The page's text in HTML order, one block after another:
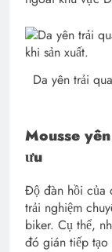
Da yên trải
Mousse
ưu
Độ đàn hồi của
trải nghiệm
biker. Cụ thể,
đó gián tiếp